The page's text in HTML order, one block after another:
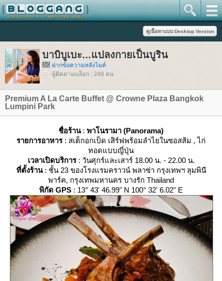
บาบิบูเบะ...แปลงกายเป็นบูริน
ฝากข้อความหลังไมค์
ผู้ติดตามบล็อก : 248 คน
Premium A La Carte Buffet @ Crowne Plaza Bangkok
Lumpini Park
ชื่อร้าน: พาโนรามา (Panorama)
รายการอาหาร: สเต็กอกเป็ด เสิร์ฟพร้อมลำไยในซอสส้ม , ไก่
ทอดแบบญี่ปุ่น
เวลาเปิดบริการ: วันศุกร์และเสาร์ 18.00 น. - 22.00 น.
ที่ตั้งร้าน: ชั้น 23 ของโรงแรมคราวน์ พลาซ่า กรุงเทพฯ ลุมพินี
พาร์ค, กรุงเทพมหานคร บางรัก Thailand
พิกัด GPS : 13° 43' 46.99" N 100° 32' 6.02" E